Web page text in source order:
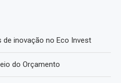
de inovação no Eco Invest
do Orçamento